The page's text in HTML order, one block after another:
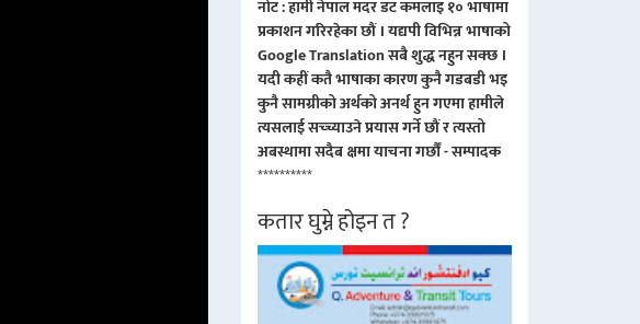
नोट : हामी नेपाल मदर डट कमलाइ १० भाषामा
प्रकाशन गरिरहेका छौं । यद्यपी विभिन्न भाषाको
Google Translation सबै शुद्ध नहुन सक्छ ।
यदी कहीं कतै भाषाका कारण कुनै गडबडी भइ
कुनै सामग्रीको अर्थको अनर्थ हुन गएमा हामीले
त्यसलाई सच्च्याउने प्रयास गर्ने छौं र त्यस्तो
अबस्थामा सदैब क्षमा याचना गर्छौं - सम्पादक
**********
कतार घुम्ने होइन त ?